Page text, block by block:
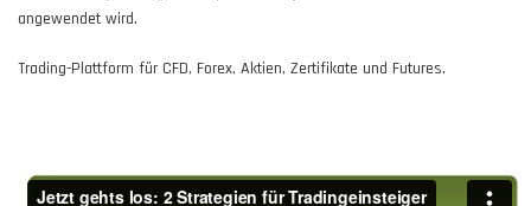
angewendet wird.
Trading-Plattform für CFD, Forex, Aktien, Zertifikate und Futures.